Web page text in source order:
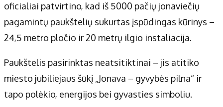
oficialiai patvirtino, kad iš 5000 pačių jonaviečių
pagamintų paukštelių sukurtas įspūdingas kūrinys –
24,5 metro pločio ir 20 metrų ilgio instaliacija.
Paukštelis pasirinktas neatsitiktinai – jis atitiko
miesto jubiliejaus šūkį „Jonava – gyvybės pilna“ ir
tapo polėkio, energijos bei gyvasties simboliu.